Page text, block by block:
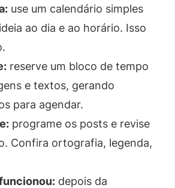
use um calendário simples
ao dia e ao horário. Isso
reserve um bloco de tempo
e textos, gerando
para agendar.
programe os posts e revise
Confira ortografia, legenda,
depois da